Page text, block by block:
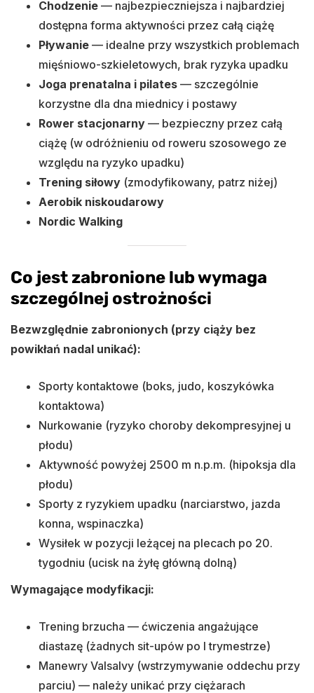
Chodzenie — najbezpieczniejsza i najbardziej
dostępna forma aktywności przez całą ciążę
Pływanie — idealne przy wszystkich problemach
mięśniowo-szkieletowych, brak ryzyka upadku
Joga prenatalna i pilates — szczególnie
korzystne dla dna miednicy i postawy
Rower stacjonarny — bezpieczny przez całą
ciążę (w odróżnieniu od roweru szosowego ze
względu na ryzyko upadku)
Trening siłowy (zmodyfikowany, patrz niżej)
Aerobik niskoudarowy
Nordic Walking
Co jest zabronione lub wymaga
szczególnej ostrożności
Bezwzględnie zabronionych (przy ciąży bez
powikłań nadal unikać):
Sporty kontaktowe (boks, judo, koszykówka
kontaktowa)
Nurkowanie (ryzyko choroby dekompresyjnej u
płodu)
Aktywność powyżej 2500 m n.p.m. (hipoksja dla
płodu)
Sporty z ryzykiem upadku (narciarstwo, jazda
konna, wspinaczka)
Wysiłek w pozycji leżącej na plecach po 20.
tygodniu (ucisk na żyłę główną dolną)
Wymagające modyfikacji:
Trening brzucha — ćwiczenia angażujące
diastazę (żadnych sit-upów po I trymestrze)
Manewry Valsalvy (wstrzymywanie oddechu przy
parciu) — należy unikać przy ciężarach